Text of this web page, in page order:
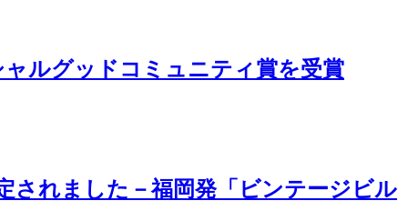
ルグッドコミュニティ賞を受賞
されました－福岡発「ビンテージビル